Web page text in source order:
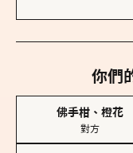
你們
佛手柑、橙花
對方